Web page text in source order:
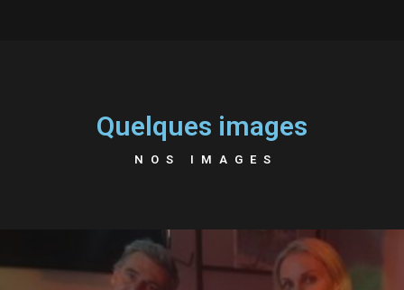
Quelques images
NOS IMAGES